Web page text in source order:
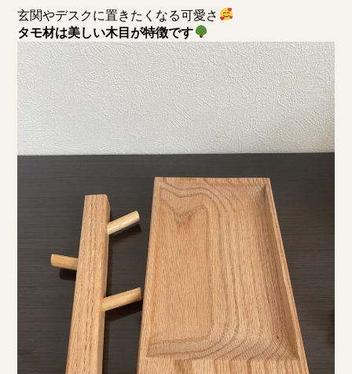
玄関やデスクに置きたくなる可愛さ
タモ材は美しい木目が特徴です